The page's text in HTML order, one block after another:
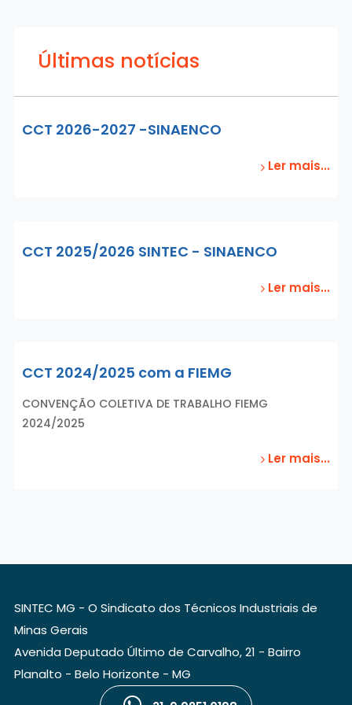
Últimas notícias
CCT 2026-2027 -SINAENCO
Ler mais...
CCT 2025/2026 SINTEC - SINAENCO
Ler mais...
CCT 2024/2025 com a FIEMG
CONVENÇÃO COLETIVA DE TRABALHO FIEMG
2024/2025
Ler mais...
SINTEC MG - O Sindicato dos Técnicos Industriais de
Minas Gerais
Avenida Deputado Último de Carvalho, 21 - Bairro
Planalto - Belo Horizonte - MG